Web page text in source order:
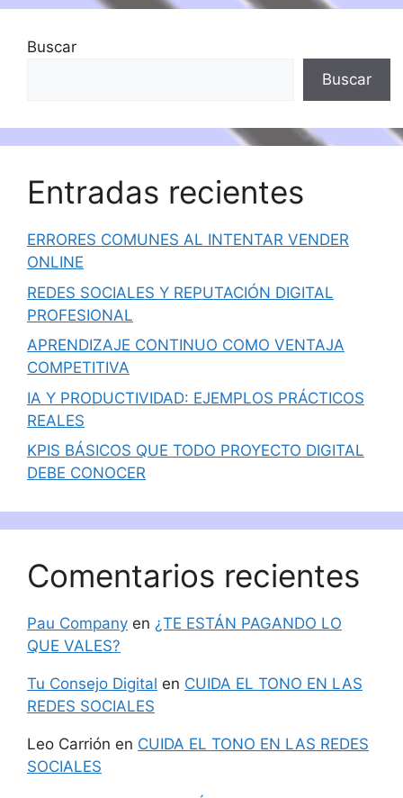
Buscar
Buscar
Entradas recientes
ERRORES COMUNES AL INTENTAR VENDER
ONLINE
REDES SOCIALES Y REPUTACIÓN DIGITAL
PROFESIONAL
APRENDIZAJE CONTINUO COMO VENTAJA
COMPETITIVA
IA Y PRODUCTIVIDAD: EJEMPLOS PRÁCTICOS
REALES
KPIS BÁSICOS QUE TODO PROYECTO DIGITAL
DEBE CONOCER
Comentarios recientes
Pau Company en ¿TE ESTÁN PAGANDO LO
QUE VALES?
Tu Consejo Digital en CUIDA EL TONO EN LAS
REDES SOCIALES
Leo Carrión en CUIDA EL TONO EN LAS REDES
SOCIALES